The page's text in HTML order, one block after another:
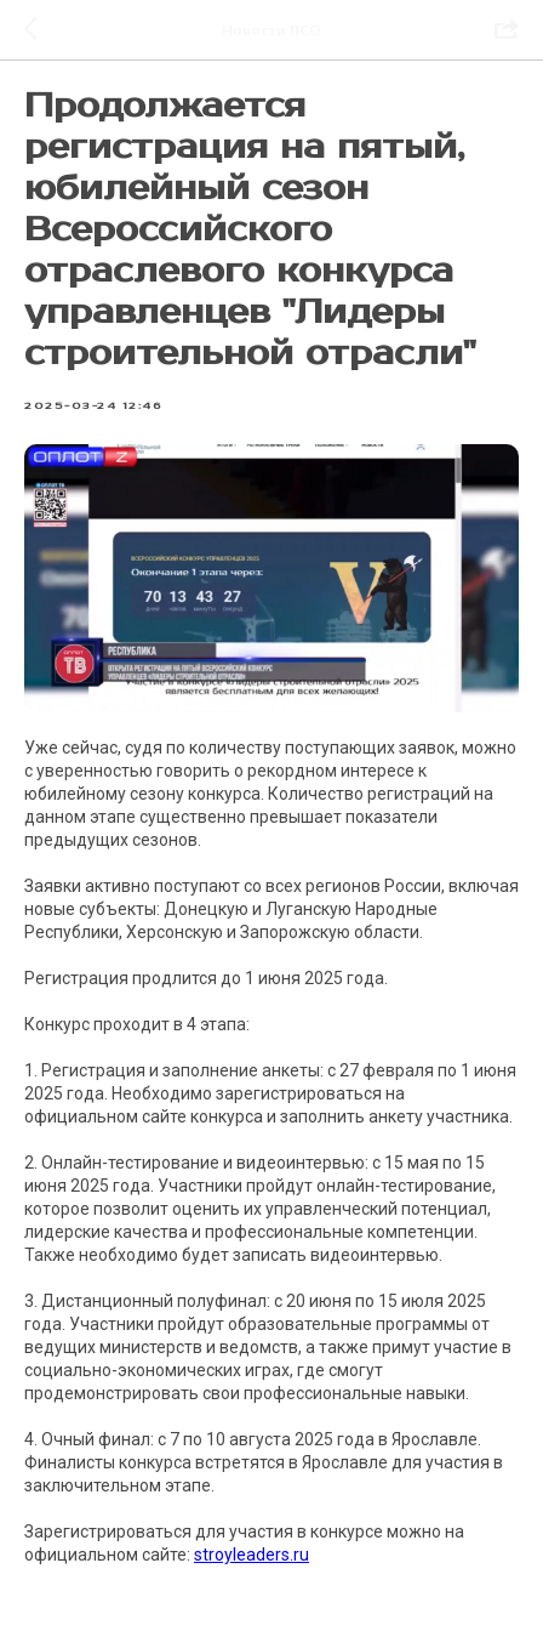
Продолжается
регистрация на пятый,
юбилейный сезон
Всероссийского
отраслевого конкурса
управленцев "Лидеры
строительной отрасли"
2025-03-24 12:46
Уже сейчас, судя по количеству поступающих заявок, можно
с уверенностью говорить о рекордном интересе к
юбилейному сезону конкурса. Количество регистраций на
данном этапе существенно превышает показатели
предыдущих сезонов.
Заявки активно поступают со всех регионов России, включая
новые субъекты: Донецкую и Луганскую Народные
Республики, Херсонскую и Запорожскую области.
Регистрация продлится до 1 июня 2025 года.
Конкурс проходит в 4 этапа:
1. Регистрация и заполнение анкеты: с 27 февраля по 1 июня
2025 года. Необходимо зарегистрироваться на
официальном сайте конкурса и заполнить анкету участника.
2. Онлайн-тестирование и видеоинтервью: с 15 мая по 15
июня 2025 года. Участники пройдут онлайн-тестирование,
которое позволит оценить их управленческий потенциал,
лидерские качества и профессиональные компетенции.
Также необходимо будет записать видеоинтервью.
3. Дистанционный полуфинал: с 20 июня по 15 июля 2025
года. Участники пройдут образовательные программы от
ведущих министерств и ведомств, а также примут участие в
социально-экономических играх, где смогут
продемонстрировать свои профессиональные навыки.
4. Очный финал: с 7 по 10 августа 2025 года в Ярославле.
Финалисты конкурса встретятся в Ярославле для участия в
заключительном этапе.
Зарегистрироваться для участия в конкурсе можно на
официальном сайте: stroyleaders.ru